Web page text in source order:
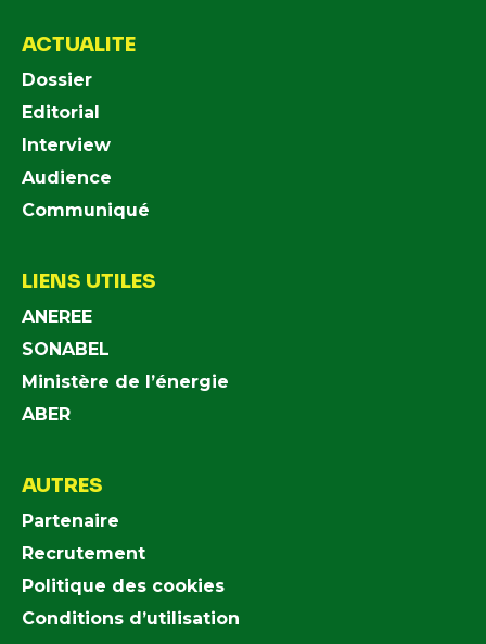
ACTUALITE
Dossier
Editorial
Interview
Audience
Communiqué
LIENS UTILES
ANEREE
SONABEL
Ministère de l’énergie
ABER
AUTRES
Partenaire
Recrutement
Politique des cookies
Conditions d’utilisation